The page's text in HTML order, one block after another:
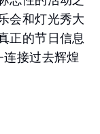
会和灯光秀大
正的节日信息
接过去辉煌